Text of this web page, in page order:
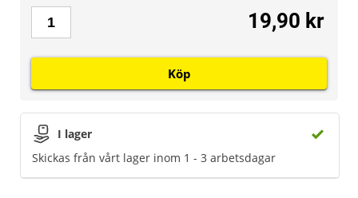
I lager
Skickas från vårt lager inom 1 - 3 arbetsdagar
19,90 kr
Köp